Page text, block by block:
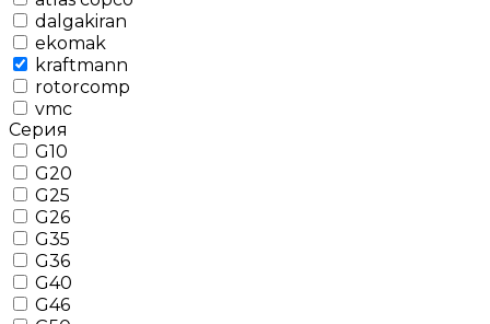
dalgakiran
ekomak
kraftmann
rotorcomp
vmc
Серия
G10
G20
G25
G26
G35
G36
G40
G46